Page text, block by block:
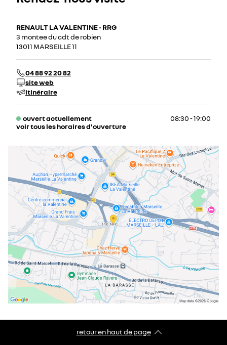
RENAULT LA VALENTINE - RRG
3 montee du cdt de robien
13011 MARSEILLE 11
04 88 92 20 82
site web
itinéraire
ouvert actuellement
08:30 - 19:00
voir tous les horaires d'ouverture
mardi
08:30 - 19:00
mercredi
08:30 - 19:00
jeudi
08:30 - 19:00
vendredi
08:30 - 19:00
samedi
08:30 - 19:00
dimanche
fermé
retour en haut de page​